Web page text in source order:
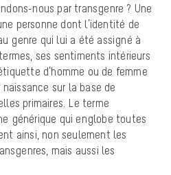
nous par transgenre ? Une
personne dont l’identité de
genre qui lui a été assigné à
ses sentiments intérieurs
d’homme ou de femme
sur la base de
primaires. Le terme
générique qui englobe toutes
ainsi, non seulement les
mais aussi les